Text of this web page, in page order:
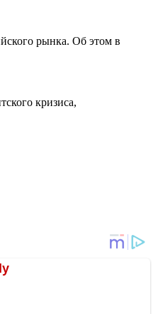
рынка. Об этом в
кризиса,